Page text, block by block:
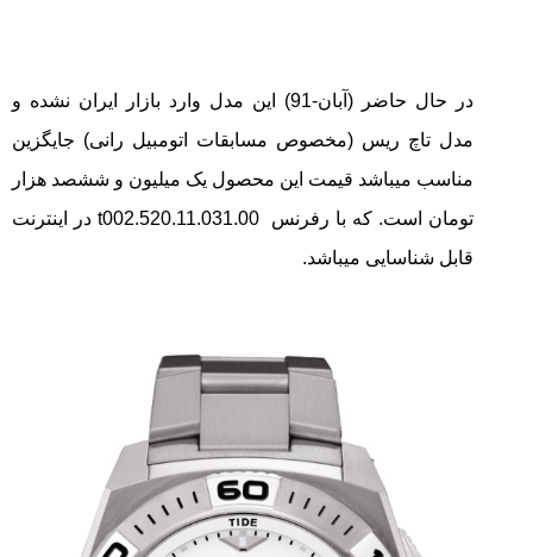
در حال حاضر (آبان-91) این مدل وارد بازار ایران نشده و
مدل تاچ ریس (مخصوص مسابقات اتومبیل رانی) جایگزین
مناسب میباشد قیمت این محصول یک میلیون و ششصد هزار
تومان است. که با رفرنس
t002.520.11.031.00 در اینترنت
قابل شناسایی میباشد.